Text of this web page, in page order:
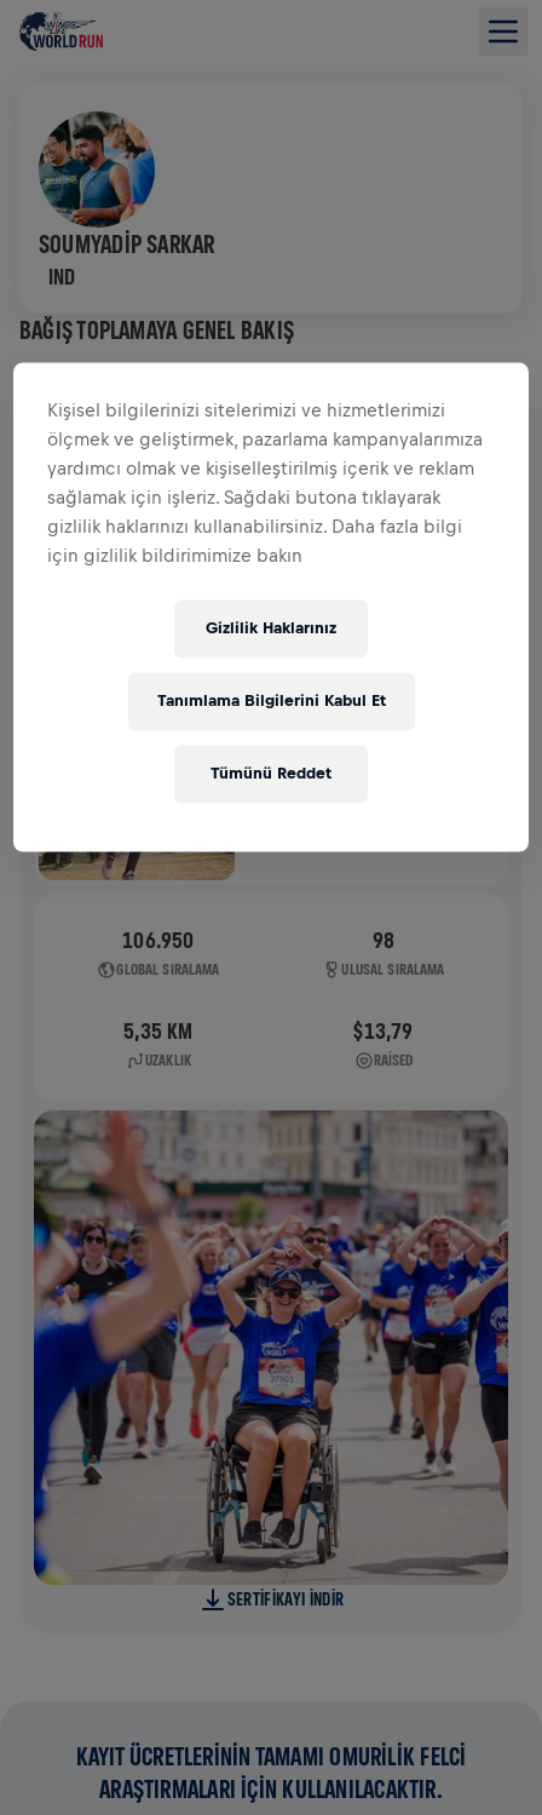
SOUMYADIP SARKAR
IND
BAĞIŞ TOPLAMAYA GENEL BAKIŞ
$0,00 TOPLANAN BAĞIŞ $0,00 HEDEF
BAĞIŞLAR BAĞIŞ YAP
Fark yaratmak için bağış yap! Bağışların tamamı
omurilik felci araştırmaları için kullanılacak.
10 May 2026
106.950
GLOBAL SIRALAMA
98
ULUSAL SIRALAMA
5,35 KM
UZAKLIK
$13,79
RAISED
SERTIFIKAYI INDIR
KAYIT ÜCRETLERİNİN TAMAMI OMURİLİK FELCİ
ARAŞTIRMALARI İÇİN KULLANILACAKTIR.
Kişisel bilgilerinizi sitelerimizi ve hizmetlerimizi
ölçmek ve geliştirmek, pazarlama kampanyalarımıza
yardımcı olmak ve kişiselleştirilmiş içerik ve reklam
sağlamak için işleriz. Sağdaki butona tıklayarak
gizlilik haklarınızı kullanabilirsiniz. Daha fazla bilgi
için gizlilik bildirimimize bakın
Gizlilik Haklarınız
Tümünü Reddet
Tanımlama Bilgilerini Kabul Et